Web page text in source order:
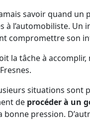
savoir quand un
à l’automobiliste. Un
compromettre son
la tâche à
situations sont
de procéder à un
bonne pression.